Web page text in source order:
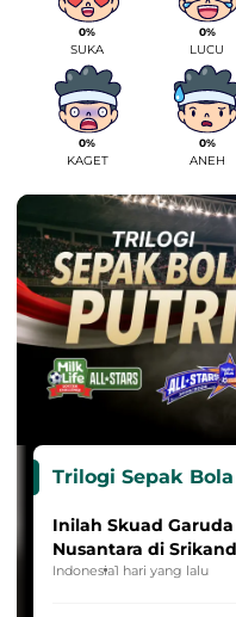
0%
SUKA
0%
LUCU
0%
KAGET
0%
ANEH
Trilogi Sepak
Inilah Skuad
Nusantara di
Indonesia1 hari yang lalu